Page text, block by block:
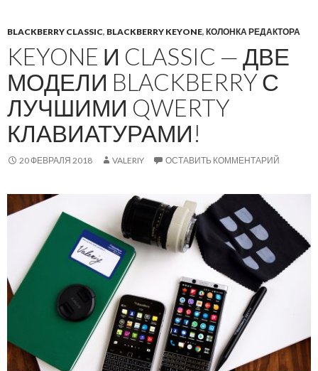
BLACKBERRY CLASSIC, BLACKBERRY KEYONE, КОЛОНКА РЕДАКТОРА
KEYONE И CLASSIC — ДВЕ
МОДЕЛИ BLACKBERRY С
ЛУЧШИМИ QWERTY
КЛАВИАТУРАМИ!
20 ФЕВРАЛЯ 2018 VALERIY ОСТАВИТЬ КОММЕНТАРИЙ